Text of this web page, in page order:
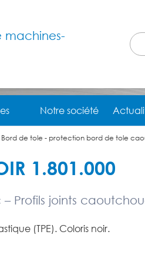
machines-
Notre société
Bord de tole - protection bord de tole
1.801.000
Profils joints
(TPE). Coloris noir.